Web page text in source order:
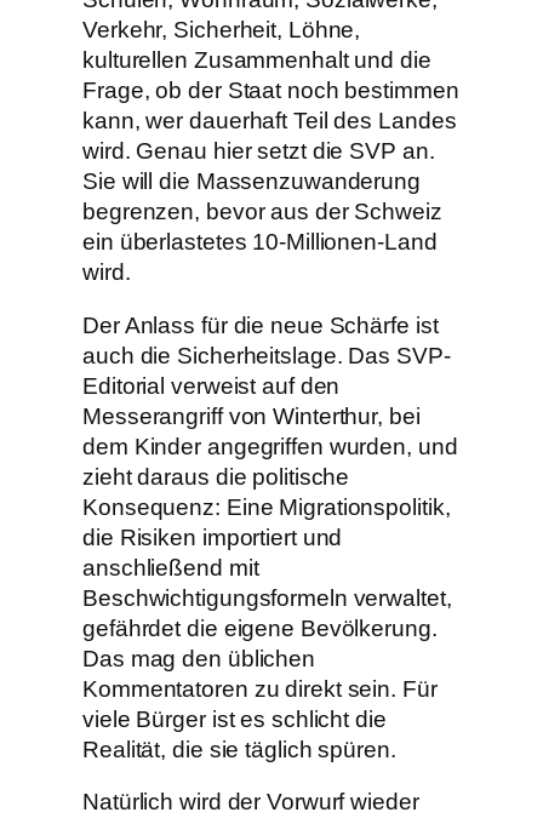
Verkehr, Sicherheit, Löhne,
kulturellen Zusammenhalt und die
Frage, ob der Staat noch bestimmen
kann, wer dauerhaft Teil des Landes
wird. Genau hier setzt die SVP an.
Sie will die Massenzuwanderung
begrenzen, bevor aus der Schweiz
ein überlastetes 10-Millionen-Land
wird.
Der Anlass für die neue Schärfe ist
auch die Sicherheitslage. Das SVP-
Editorial verweist auf den
Messerangriff von Winterthur, bei
dem Kinder angegriffen wurden, und
zieht daraus die politische
Konsequenz: Eine Migrationspolitik,
die Risiken importiert und
anschließend mit
Beschwichtigungsformeln verwaltet,
gefährdet die eigene Bevölkerung.
Das mag den üblichen
Kommentatoren zu direkt sein. Für
viele Bürger ist es schlicht die
Realität, die sie täglich spüren.
Natürlich wird der Vorwurf wieder